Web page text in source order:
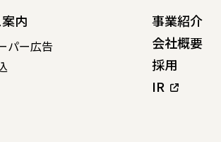
内
パー広告
事業紹介
会社概要
採用
IR